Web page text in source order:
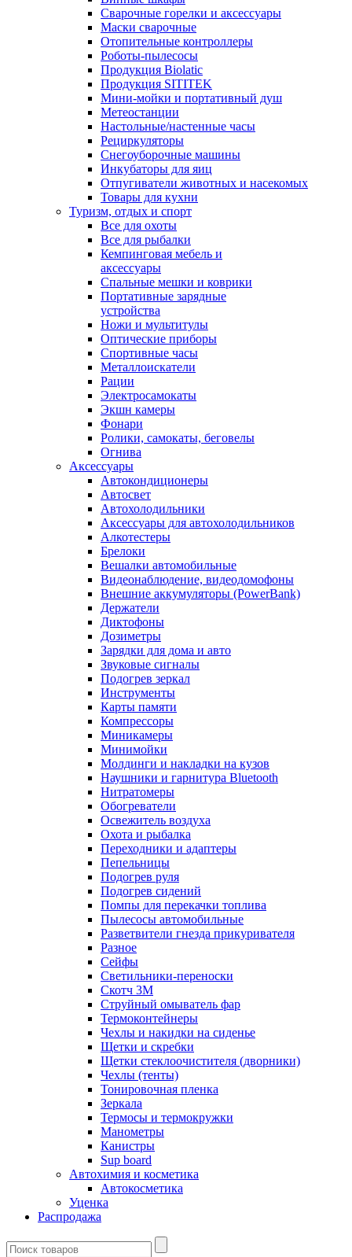
Сварочные горелки и аксессуары
Маски сварочные
Отопительные контроллеры
Роботы-пылесосы
Продукция Biolatic
Продукция SITITEK
Мини-мойки и портативный душ
Метеостанции
Настольные/настенные часы
Рециркуляторы
Снегоуборочные машины
Инкубаторы для яиц
Отпугиватели животных и насекомых
Товары для кухни
Туризм, отдых и спорт
Все для охоты
Все для рыбалки
Кемпинговая мебель и
аксессуары
Спальные мешки и коврики
Портативные зарядные
устройства
Ножи и мультитулы
Оптические приборы
Спортивные часы
Металлоискатели
Рации
Электросамокаты
Экшн камеры
Фонари
Ролики, самокаты, беговелы
Огнива
Аксессуары
Автокондиционеры
Aвтосвет
Автохолодильники
Аксессуары для автохолодильников
Алкотестеры
Брелоки
Вешалки автомобильные
Видеонаблюдение, видеодомофоны
Внешние аккумуляторы (PowerBank)
Держатели
Диктофоны
Дозиметры
Зарядки для дома и авто
Звуковые сигналы
Подогрев зеркал
Инструменты
Карты памяти
Компрессоры
Миникамеры
Минимойки
Молдинги и накладки на кузов
Наушники и гарнитура Bluetooth
Нитратомеры
Обогреватели
Освежитель воздуха
Охота и рыбалка
Переходники и адаптеры
Пепельницы
Подогрев руля
Подогрев сидений
Помпы для перекачки топлива
Пылесосы автомобильные
Разветвители гнезда прикуривателя
Разное
Сейфы
Светильники-переноски
Скотч 3М
Струйный омыватель фар
Термоконтейнеры
Чехлы и накидки на сиденье
Щетки и скребки
Щетки стеклоочистителя (дворники)
Чехлы (тенты)
Тонировочная пленка
Зеркалa
Термосы и термокружки
Манометры
Канистры
Sup board
Автохимия и косметика
Автокосметика
Уценка
Распродажа